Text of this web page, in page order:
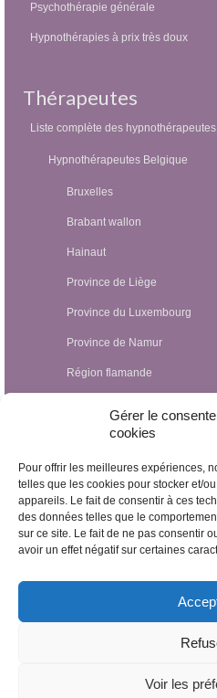
Gérer le
cookies
Pour offrir les meilleures expériences,
telles que les cookies pour stocker et/
appareils. Le fait de consentir à ces
des données telles que le
sur ce site. Le fait de ne pas consentir
avoir un effet négatif sur certaines
Voir les
Psychothérapie générale
Hypnothérapies à prix très doux
Thérapeutes
Liste complète des hypnothérapeutes
Hypnothérapeutes Belgique
Bruxelles
Brabant wallon
Hainaut
Province de Liège
Province du Luxembourg
Province de Namur
Région flamande
Hypnothérapeutes Luxembourg
Hypnothérapeutes France
Hypnothérapeutes Suisse
Hypnothérapeutes Pays-Bas
Hypnothérapeutes Espagne
Hypnothérapeutes Egypte
Hypnothérapeutes Nicaragua